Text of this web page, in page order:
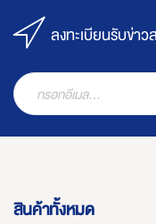
ลงทะเบียนรับข่า
สินค้าทั้งหมด